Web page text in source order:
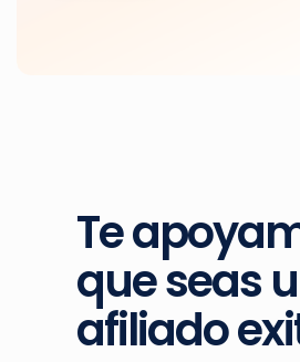
Te
que seas
afiliado